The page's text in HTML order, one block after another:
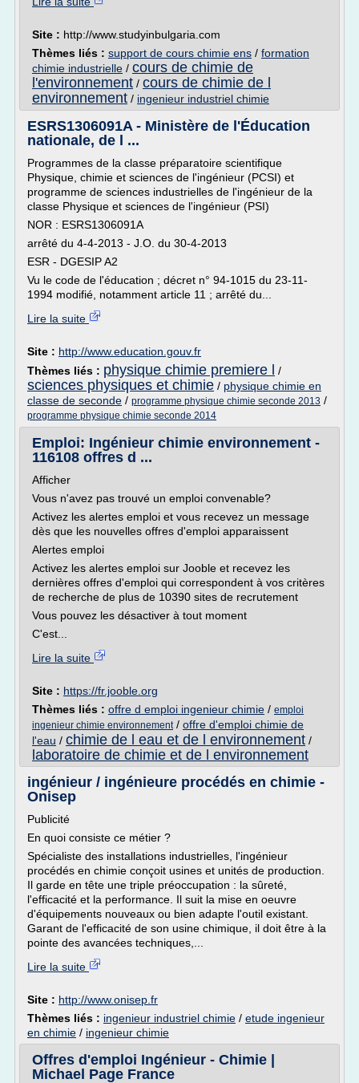
Site : http://www.studyinbulgaria.com
Thèmes liés : support de cours chimie ens / formation
chimie industrielle / cours de chimie de
l'environnement / cours de chimie de l
environnement / ingenieur industriel chimie
ESRS1306091A - Ministère de l'Éducation
nationale, de l ...
Programmes de la classe préparatoire scientifique
Physique, chimie et sciences de l'ingénieur (PCSI) et
programme de sciences industrielles de l'ingénieur de la
classe Physique et sciences de l'ingénieur (PSI)
NOR : ESRS1306091A
arrêté du 4-4-2013 - J.O. du 30-4-2013
ESR - DGESIP A2
Vu le code de l'éducation ; décret n° 94-1015 du 23-11-
1994 modifié, notamment article 11 ; arrêté du...
Lire la suite
Site : http://www.education.gouv.fr
Thèmes liés : physique chimie premiere l /
sciences physiques et chimie / physique chimie en
classe de seconde / programme physique chimie seconde 2013 /
programme physique chimie seconde 2014
Emploi: Ingénieur chimie environnement -
116108 offres d ...
Afficher
Vous n'avez pas trouvé un emploi convenable?
Activez les alertes emploi et vous recevez un message
dès que les nouvelles offres d'emploi apparaissent
Alertes emploi
Activez les alertes emploi sur Jooble et recevez les
dernières offres d'emploi qui correspondent à vos critères
de recherche de plus de 10390 sites de recrutement
Vous pouvez les désactiver à tout moment
C'est...
Lire la suite
Site : https://fr.jooble.org
Thèmes liés : offre d emploi ingenieur chimie / emploi
ingenieur chimie environnement/ offre d'emploi chimie de
l'eau / chimie de l eau et de l environnement /
laboratoire de chimie et de l environnement
ingénieur / ingénieure procédés en chimie -
Onisep
Publicité
En quoi consiste ce métier ?
Spécialiste des installations industrielles, l'ingénieur
procédés en chimie conçoit usines et unités de production.
Il garde en tête une triple préoccupation : la sûreté,
l'efficacité et la performance. Il suit la mise en oeuvre
d'équipements nouveaux ou bien adapte l'outil existant.
Garant de l'efficacité de son usine chimique, il doit être à la
pointe des avancées techniques,...
Lire la suite
Site : http://www.onisep.fr
Thèmes liés : ingenieur industriel chimie / etude ingenieur
en chimie / ingenieur chimie
Offres d'emploi Ingénieur - Chimie |
Michael Page France